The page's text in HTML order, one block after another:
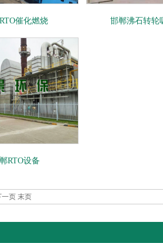
催化燃烧 邯郸沸石转轮
RTO设备
页 末页